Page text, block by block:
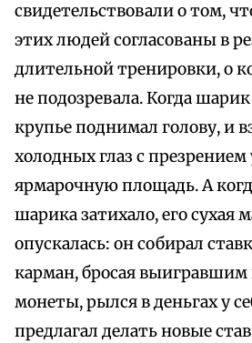
свидетельствовали о том,
этих людей согласованы в
длительной тренировки, о
не подозревала. Когда
крупье поднимал голову, и
холодных глаз с презрением
ярмарочную площадь. А
шарика затихало, его сухая
опускалась: он собирал
карман, бросая выигравшим
монеты, рылся в деньгах у
предлагал делать новые